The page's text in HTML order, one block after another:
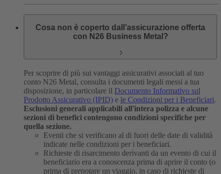
Cosa non è coperto dall’assicurazione offerta
con N26 Business Metal?
Per scoprire di più sui vantaggi assicurativi associati al tuo
conto N26 Metal, consulta i documenti legali messi a tua
disposizione, in particolare il Documento Informativo sul
Prodotto Assicurativo (IPID) e le Condizioni per i Beneficiari.
Esclusioni generali applicabili all'intera polizza e alcune
sezioni di benefici contengono condizioni specifiche per
quella sezione.
Eventi che si verificano al di fuori delle date di validità
indicate nelle condizioni per i beneficiari.
Richieste di risarcimento derivanti da un evento di cui il
beneficiario era a conoscenza prima di aprire il conto (o
prima di prenotare un viaggio, in caso di richieste di